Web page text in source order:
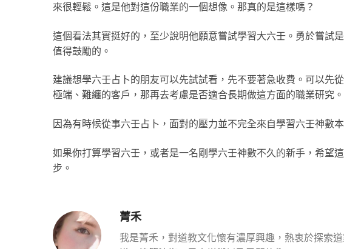
來很輕鬆。這是他對這份職業的一個想像。那真的是這樣嗎？
這個看法其實挺好的，至少說明他願意嘗試學習大六壬。勇於嘗試
值得鼓勵的。
建議想學六壬占卜的朋友可以先試試看，先不要著急收費。可以先
極端、難纏的客戶，那再去考慮是否適合長期做這方面的職業研究。
因為有時候從事六壬占卜，面對的壓力並不完全來自學習六壬神數
如果你打算學習六壬，或者是一名剛學六壬神數不久的新手，希望
步。
菁禾
我是菁禾，對道教文化懷有濃厚興趣，熱衷於探索